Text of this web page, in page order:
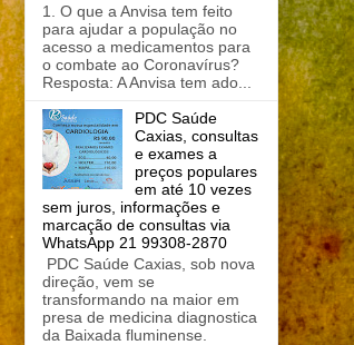
1. O que a Anvisa tem feito
para ajudar a população no
acesso a medicamentos para
o combate ao Coronavírus?
Resposta: A Anvisa tem ado...
PDC Saúde
Caxias, consultas
e exames a
preços populares
em até 10 vezes
sem juros, informações e
marcação de consultas via
WhatsApp 21 99308-2870
PDC Saúde Caxias, sob nova
direção, vem se
transformando na maior em
presa de medicina diagnostica
da Baixada fluminense.